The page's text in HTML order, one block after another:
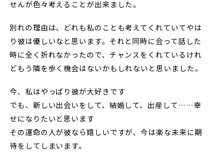
せんが色々考えることが出来ました。
別れの理由は、どれも私のことも考えてくれていてやは
り彼は優しいなと思います。それと同時に会って話した
時に全く折れなかったので、チャンスをくれているけれ
どもう隣を歩く機会はないかもしれないと思いました。
今、私はやっぱり彼が大好きです
でも、新しい出会いをして、結婚して、出産して……幸
せになりたいと思います
その運命の人が彼なら嬉しいですが、今は楽な未来に期
待をしてしまいます。